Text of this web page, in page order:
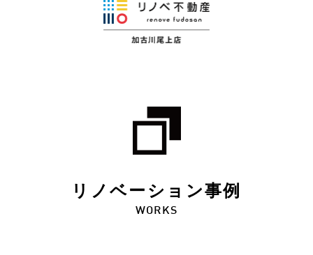
リノベーション事例
WORKS